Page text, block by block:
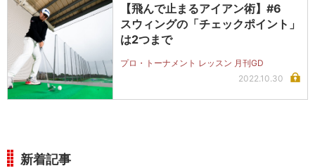
【飛んで止まるアイアン術】#6
スウィングの「チェックポイント」
は2つまで
プロ・トーナメント レッスン 月刊GD
2022.10.30
新着記事